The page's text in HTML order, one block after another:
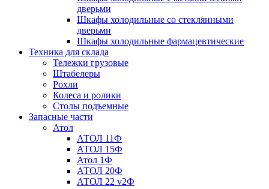
дверьми
Шкафы холодильные со стеклянными
дверьми
Шкафы холодильные фармацевтические
Техника для склада
Тележки грузовые
Штабелеры
Рохли
Колеса и ролики
Столы подъемные
Запасные части
Атол
АТОЛ 11Ф
АТОЛ 15Ф
Атол 1Ф
АТОЛ 20Ф
АТОЛ 22 v2Ф